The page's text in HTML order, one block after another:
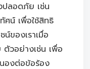
ปลอดภัย เช่น
น์ เพื่อใช้สิทธิ
น์ของเราเมื่อ
วอย่างเช่น เพื่อ
องต่อข้อร้อง